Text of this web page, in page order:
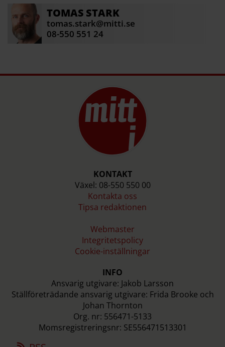
TOMAS STARK
tomas.stark@mitti.se
08-550 551 24
KONTAKT
Växel: 08-550 550 00
Kontakta oss
Tipsa redaktionen
Webmaster
Integritetspolicy
Cookie-inställningar
INFO
Ansvarig utgivare: Jakob Larsson
Ställföreträdande ansvarig utgivare: Frida Brooke och
Johan Thornton
Org. nr: 556471-5133
Momsregistreringsnr: SE556471513301